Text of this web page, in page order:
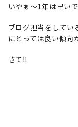
いやぁ〜1年は早い
ブログ担当をしてい
にとっては良い傾
さて‼️